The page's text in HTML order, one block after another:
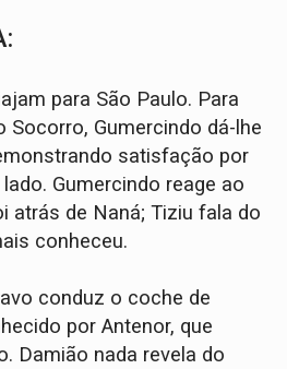
para São Paulo. Para
Socorro, Gumercindo dá-lhe
satisfação por
Gumercindo reage ao
atrás de Naná; Tiziu fala do
conheceu.
conduz o coche de
por Antenor, que
Damião nada revela do